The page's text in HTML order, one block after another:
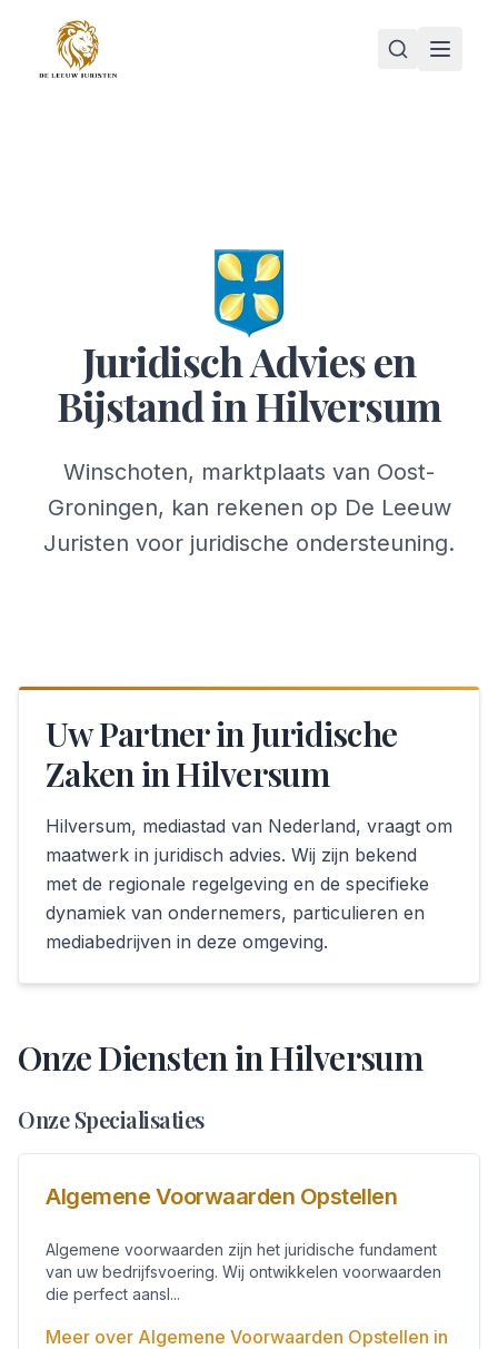
Juridisch Advies en
Bijstand in Hilversum
Winschoten, marktplaats van Oost-
Groningen, kan rekenen op De Leeuw
Juristen voor juridische ondersteuning.
Uw Partner in Juridische
Zaken in Hilversum
Hilversum, mediastad van Nederland, vraagt om
maatwerk in juridisch advies. Wij zijn bekend
met de regionale regelgeving en de specifieke
dynamiek van ondernemers, particulieren en
mediabedrijven in deze omgeving.
Onze Diensten inHilversum
Onze Specialisaties
Algemene Voorwaarden Opstellen
Algemene voorwaarden zijn het juridische fundament
van uw bedrijfsvoering. Wij ontwikkelen voorwaarden
die perfect aansl...
Meer over Algemene Voorwaarden Opstellen in